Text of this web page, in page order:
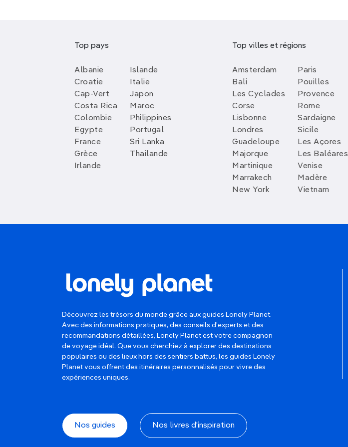
Top pays
Albanie
Croatie
Cap-Vert
Costa Rica
Colombie
Egypte
France
Grèce
Irlande
Islande
Italie
Japon
Maroc
Philippines
Portugal
Sri Lanka
Thailande
Top villes et régions
Amsterdam
Bali
Les Cyclades
Corse
Lisbonne
Londres
Guadeloupe
Majorque
Martinique
Marrakech
New York
Paris
Pouilles
Provence
Rome
Sardaigne
Sicile
Les Açores
Les Baléares
Venise
Madère
Vietnam
Découvrez les trésors du monde grâce aux guides Lonely Planet.
Avec des informations pratiques, des conseils d'experts et des
recommandations détaillées, Lonely Planet est votre compagnon
de voyage idéal. Que vous cherchiez à explorer des destinations
populaires ou des lieux hors des sentiers battus, les guides Lonely
Planet vous offrent des itinéraires personnalisés pour vivre des
expériences uniques.
Nos guides Nos livres d'inspiration